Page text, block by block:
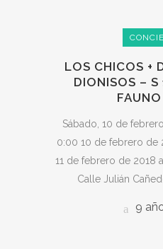
LOS CHICOS +
DIONISOS – S
Sábado, 10 de
0:00 10 de febrero de
11 de febrero de 2018
Calle Julián
9